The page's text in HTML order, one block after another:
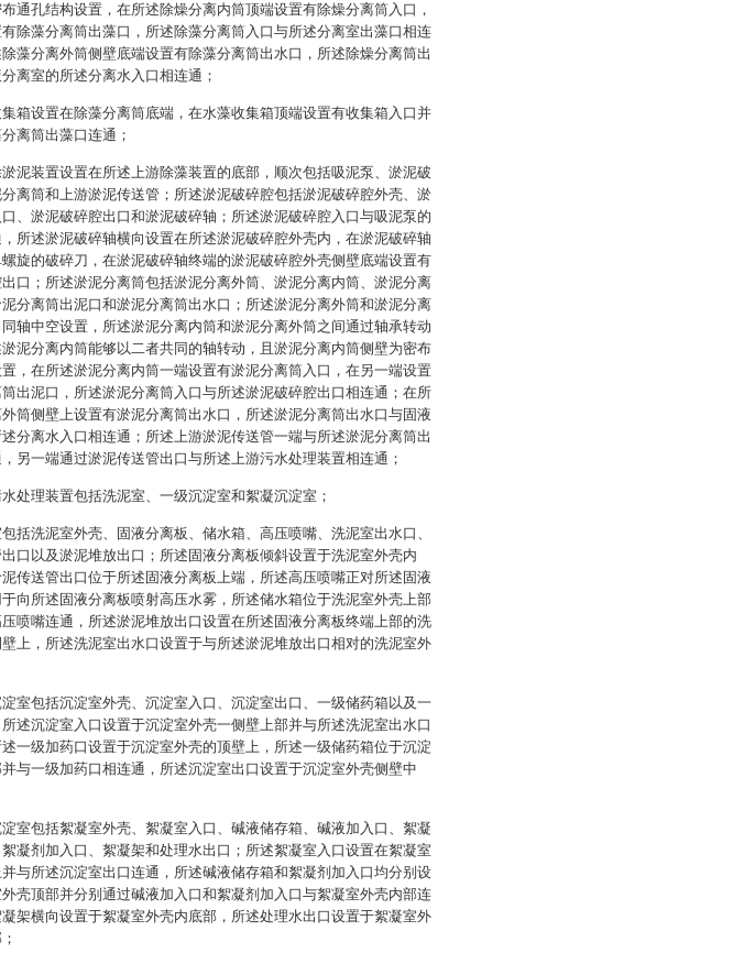
通孔结构设置，在所述除燥分离内筒顶端设置有除燥分离筒入口，
除藻分离筒出藻口，所述除藻分离筒入口与所述分离室出藻口相连
藻分离外筒侧壁底端设置有除藻分离筒出水口，所述除燥分离筒出
离室的所述分离水入口相连通；
箱设置在除藻分离筒底端，在水藻收集箱顶端设置有收集箱入口并
离筒出藻口连通；
泥装置设置在所述上游除藻装置的底部，顺次包括吸泥泵、淤泥破
离筒和上游淤泥传送管；所述淤泥破碎腔包括淤泥破碎腔外壳、淤
、淤泥破碎腔出口和淤泥破碎轴；所述淤泥破碎腔入口与吸泥泵的
所述淤泥破碎轴横向设置在所述淤泥破碎腔外壳内，在淤泥破碎轴
旋的破碎刀，在淤泥破碎轴终端的淤泥破碎腔外壳侧壁底端设置有
口；所述淤泥分离筒包括淤泥分离外筒、淤泥分离内筒、淤泥分离
分离筒出泥口和淤泥分离筒出水口；所述淤泥分离外筒和淤泥分离
轴中空设置，所述淤泥分离内筒和淤泥分离外筒之间通过轴承转动
泥分离内筒能够以二者共同的轴转动，且淤泥分离内筒侧壁为密布
，在所述淤泥分离内筒一端设置有淤泥分离筒入口，在另一端设置
出泥口，所述淤泥分离筒入口与所述淤泥破碎腔出口相连通；在所
筒侧壁上设置有淤泥分离筒出水口，所述淤泥分离筒出水口与固液
分离水入口相连通；所述上游淤泥传送管一端与所述淤泥分离筒出
另一端通过淤泥传送管出口与所述上游污水处理装置相连通；
处理装置包括洗泥室、一级沉淀室和絮凝沉淀室；
括洗泥室外壳、固液分离板、储水箱、高压喷嘴、洗泥室出水口、
口以及淤泥堆放出口；所述固液分离板倾斜设置于洗泥室外壳内
传送管出口位于所述固液分离板上端，所述高压喷嘴正对所述固液
向所述固液分离板喷射高压水雾，所述储水箱位于洗泥室外壳上部
喷嘴连通，所述淤泥堆放出口设置在所述固液分离板终端上部的洗
上，所述洗泥室出水口设置于与所述淤泥堆放出口相对的洗泥室外
室包括沉淀室外壳、沉淀室入口、沉淀室出口、一级储药箱以及一
述沉淀室入口设置于沉淀室外壳一侧壁上部并与所述洗泥室出水口
一级加药口设置于沉淀室外壳的顶壁上，所述一级储药箱位于沉淀
与一级加药口相连通，所述沉淀室出口设置于沉淀室外壳侧壁中
室包括絮凝室外壳、絮凝室入口、碱液储存箱、碱液加入口、絮凝
凝剂加入口、絮凝架和处理水出口；所述絮凝室入口设置在絮凝室
与所述沉淀室出口连通，所述碱液储存箱和絮凝剂加入口均分别设
壳顶部并分别通过碱液加入口和絮凝剂加入口与絮凝室外壳内部连
架横向设置于絮凝室外壳内底部，所述处理水出口设置于絮凝室外